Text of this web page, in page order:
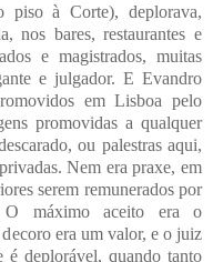
piso à Corte), deplorava,
nos bares, restaurantes e
e magistrados, muitas
e julgador. E Evandro
em Lisboa pelo
promovidas a qualquer
ou palestras aqui,
Nem era praxe, em
serem remunerados por
O máximo aceito era o
era um valor, e o juiz
deplorável, quando tanto